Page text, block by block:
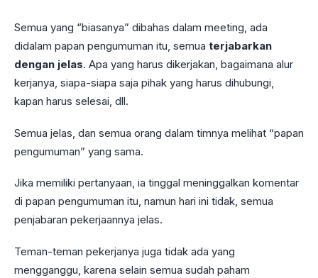
Semua yang “biasanya” dibahas dalam meeting, ada
didalam papan pengumuman itu, semua terjabarkan
dengan jelas. Apa yang harus dikerjakan, bagaimana alur
kerjanya, siapa-siapa saja pihak yang harus dihubungi,
kapan harus selesai, dll.
Semua jelas, dan semua orang dalam timnya melihat “papan
pengumuman” yang sama.
Jika memiliki pertanyaan, ia tinggal meninggalkan komentar
di papan pengumuman itu, namun hari ini tidak, semua
penjabaran pekerjaannya jelas.
Teman-teman pekerjanya juga tidak ada yang
mengganggu, karena selain semua sudah paham